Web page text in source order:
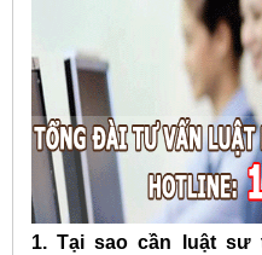
1. Tại sao cần luật